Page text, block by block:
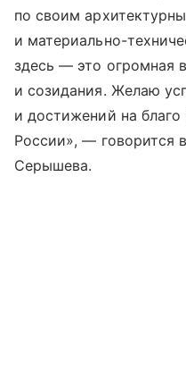
по своим
и материально-
здесь — это огромная
и созидания. Желаю
и достижений на
России», — говорится
Серышева.